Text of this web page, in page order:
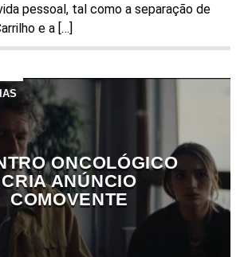
pessoal, tal como a separação de
e a […]
ONCOLÓGICO
CRIA ANÚNCIO
COMOVENTE